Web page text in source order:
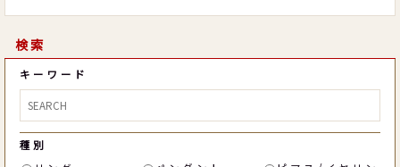
検索
キーワード
種別